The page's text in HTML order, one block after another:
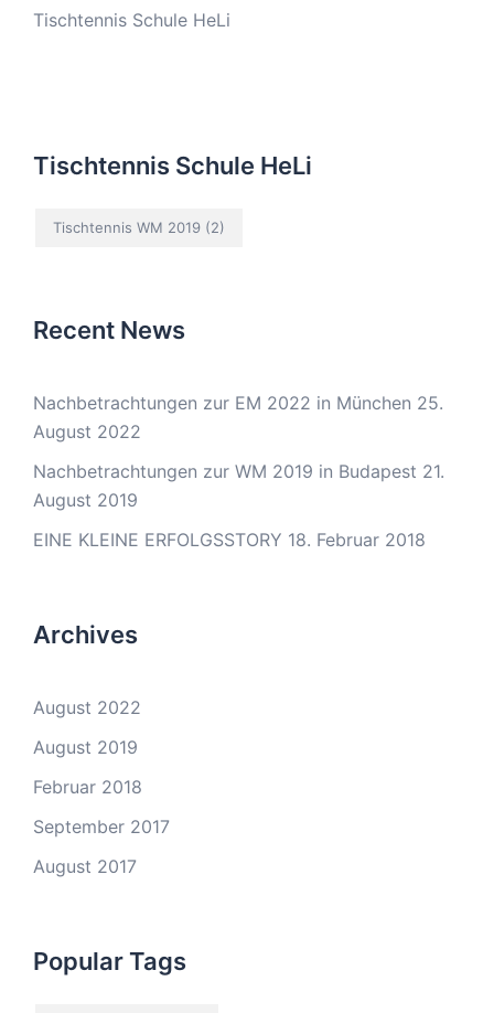
Tischtennis Schule HeLi
Tischtennis Schule HeLi
Tischtennis WM 2019 (2)
Recent News
Nachbetrachtungen zur EM 2022 in München 25.
August 2022
Nachbetrachtungen zur WM 2019 in Budapest 21.
August 2019
EINE KLEINE ERFOLGSSTORY 18. Februar 2018
Archives
August 2022
August 2019
Februar 2018
September 2017
August 2017
Popular Tags